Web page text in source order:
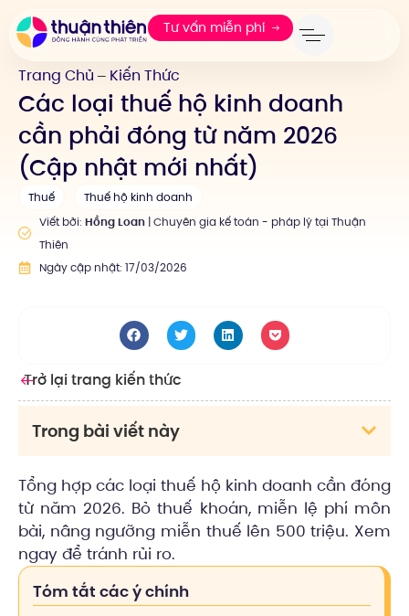
Tư vấn miễn phí
Trang Chủ — Kiến Thức
Các loại thuế hộ kinh doanh
cần phải đóng từ năm 2026
(Cập nhật mới nhất)
Thuế
Thuế hộ kinh doanh
Viết bởi: Hồng Loan| Chuyên gia kế toán - pháp lý tại Thuận
Thiên
Ngày cập nhật: 17/03/2026
Tổng hợp các loại thuế hộ kinh doanh cần đóng
từ năm 2026. Bỏ thuế khoán, miễn lệ phí môn
bài, nâng ngưỡng miễn thuế lên 500 triệu. Xem
ngay để tránh rủi ro.
Tóm tắt các ý chính
Trở lại trang kiến thức
Trong bài viết này